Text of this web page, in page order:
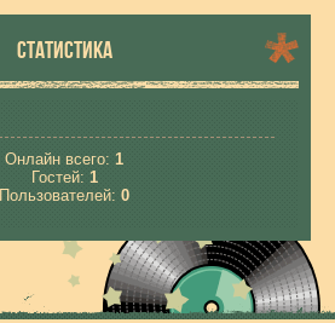
СТАТИСТИКА
Онлайн всего: 1
Гостей: 1
Пользователей: 0